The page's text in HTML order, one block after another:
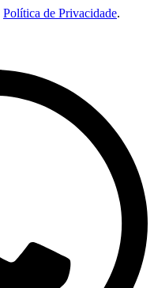
Política de Privacidade.